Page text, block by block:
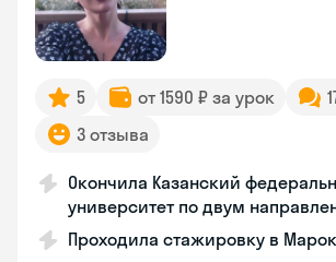
5 от 1590 ₽ за урок
3 отзыва
Окончила Казанский
университет по двум
Проходила стажировку в